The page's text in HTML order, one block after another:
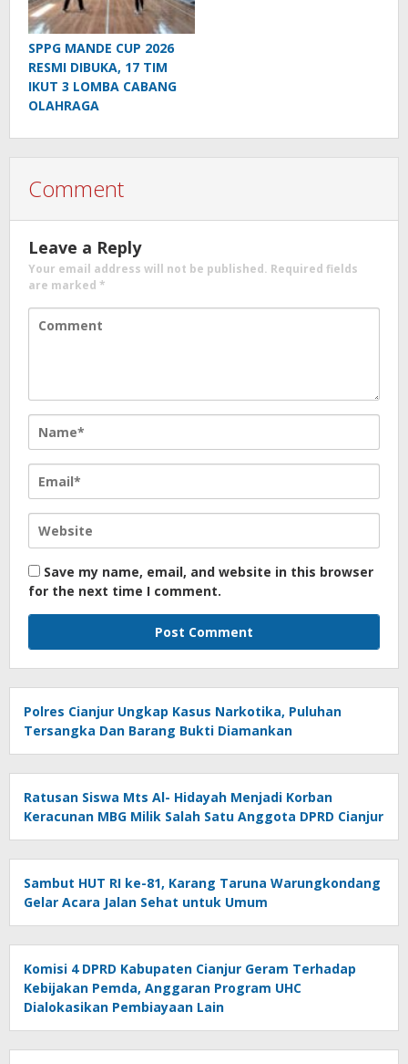
SPPG MANDE CUP 2026
RESMI DIBUKA, 17 TIM
IKUT 3 LOMBA CABANG
OLAHRAGA
Comment
Leave a Reply
Your email address will not be published. Required fields
are marked *
Save my name, email, and website in this browser
for the next time I comment.
Polres Cianjur Ungkap Kasus Narkotika, Puluhan
Tersangka Dan Barang Bukti Diamankan
Ratusan Siswa Mts Al- Hidayah Menjadi Korban
Keracunan MBG Milik Salah Satu Anggota DPRD Cianjur
Sambut HUT RI ke-81, Karang Taruna Warungkondang
Gelar Acara Jalan Sehat untuk Umum
Komisi 4 DPRD Kabupaten Cianjur Geram Terhadap
Kebijakan Pemda, Anggaran Program UHC
Dialokasikan Pembiayaan Lain